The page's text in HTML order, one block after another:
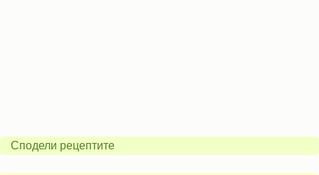
Сподели рецептите